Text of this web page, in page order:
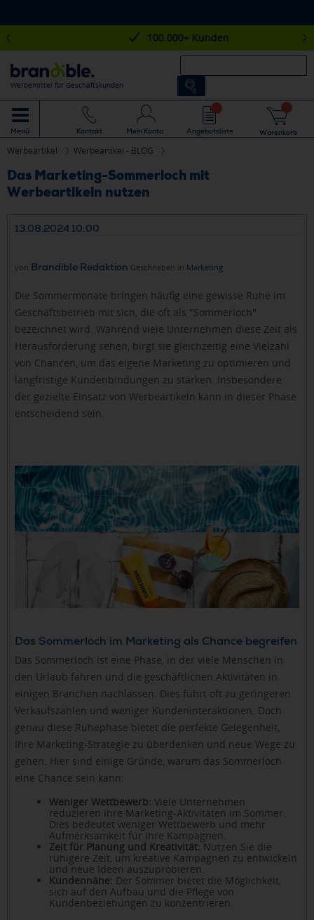
100.000+ Kunden
Werbemittel für Geschäftskunden
Menü Kontakt Mein Konto Angebotsliste Warenkorb
Werbeartikel Werbeartikel - BLOG
Das Marketing-Sommerloch mit
Werbeartikeln nutzen
13.08.2024 10:00
von Brandible Redaktion Geschrieben in Marketing
Die Sommermonate bringen häufig eine gewisse Ruhe im
Geschäftsbetrieb mit sich, die oft als "Sommerloch"
bezeichnet wird. Während viele Unternehmen diese Zeit als
Herausforderung sehen, birgt sie gleichzeitig eine Vielzahl
von Chancen, um das eigene Marketing zu optimieren und
langfristige Kundenbindungen zu stärken. Insbesondere
der gezielte Einsatz von Werbeartikeln kann in dieser Phase
entscheidend sein.
Das Sommerloch im Marketing als Chance begreifen
Das Sommerloch ist eine Phase, in der viele Menschen in
den Urlaub fahren und die geschäftlichen Aktivitäten in
einigen Branchen nachlassen. Dies führt oft zu geringeren
Verkaufszahlen und weniger Kundeninteraktionen. Doch
genau diese Ruhephase bietet die perfekte Gelegenheit,
Ihre Marketing-Strategie zu überdenken und neue Wege zu
gehen. Hier sind einige Gründe, warum das Sommerloch
eine Chance sein kann:
Weniger Wettbewerb: Viele Unternehmen
reduzieren ihre Marketing-Aktivitäten im Sommer.
Dies bedeutet weniger Wettbewerb und mehr
Aufmerksamkeit für Ihre Kampagnen.
Zeit für Planung und Kreativität: Nutzen Sie die
ruhigere Zeit, um kreative Kampagnen zu entwickeln
und neue Ideen auszuprobieren.
Kundennähe: Der Sommer bietet die Möglichkeit,
sich auf den Aufbau und die Pflege von
Kundenbeziehungen zu konzentrieren.